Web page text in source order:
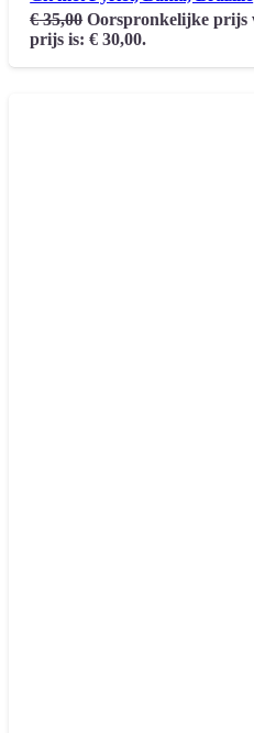
€35,00 Oorspronkelijke prijs
prijs is: € 30,00.